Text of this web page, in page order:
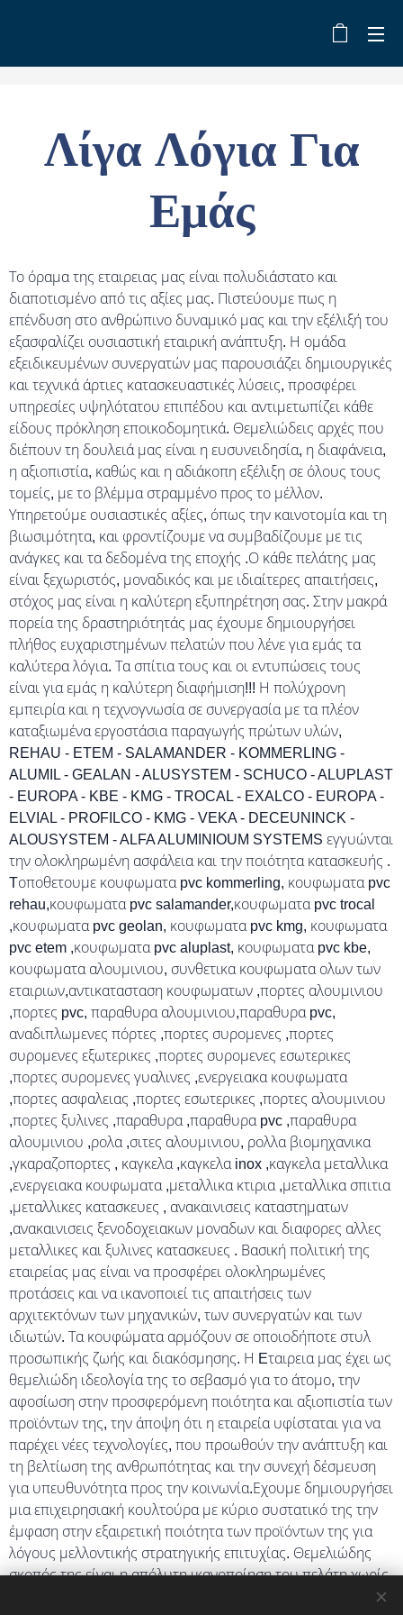
Λίγα Λόγια Για
Εμάς
Το όραμα της εταιρειας μας είναι πολυδιάστατο και
διαποτισμένο από τις αξίες μας. Πιστεύουμε πως η
επένδυση στο ανθρώπινο δυναμικό μας και την εξέλιξή του
εξασφαλίζει ουσιαστική εταιρική ανάπτυξη. Η ομάδα
εξειδικευμένων συνεργατών μας παρουσιάζει δημιουργικές
και τεχνικά άρτιες κατασκευαστικές λύσεις, προσφέρει
υπηρεσίες υψηλότατου επιπέδου και αντιμετωπίζει κάθε
είδους πρόκληση εποικοδομητικά. Θεμελιώδεις αρχές που
διέπουν τη δουλειά μας είναι η ευσυνειδησία, η διαφάνεια,
η αξιοπιστία, καθώς και η αδιάκοπη εξέλιξη σε όλους τους
τομείς, με το βλέμμα στραμμένο προς το μέλλον.
Υπηρετούμε ουσιαστικές αξίες, όπως την καινοτομία και τη
βιωσιμότητα, και φροντίζουμε να συμβαδίζουμε με τις
ανάγκες και τα δεδομένα της εποχής .Ο κάθε πελάτης μας
είναι ξεχωριστός, μοναδικός και με ιδιαίτερες απαιτήσεις,
στόχος μας είναι η καλύτερη εξυπηρέτηση σας. Στην μακρά
πορεία της δραστηριότητάς μας έχουμε δημιουργήσει
πλήθος ευχαριστημένων πελατών που λένε για εμάς τα
καλύτερα λόγια. Τα σπίτια τους και οι εντυπώσεις τους
είναι για εμάς η καλύτερη διαφήμιση!!! Η πολύχρονη
εμπειρία και η τεχνογνωσία σε συνεργασία με τα πλέον
καταξιωμένα εργοστάσια παραγωγής πρώτων υλών,
REHAU - ETEM - SALAMANDER - KOMMERLING -
ALUMIL - GEALAN - ALUSYSTEM - SCHUCO - ALUPLAST
- EUROPA - KBE - KMG - TROCAL - EXALCO - EUROPA -
ELVIAL - PROFILCO - KMG - VEKA - DECEUNINCK -
ALOUSYSTEM - ALFA ALUMINIOUM SYSTEMS εγγυώνται
την ολοκληρωμένη ασφάλεια και την ποιότητα κατασκευής .
Tοποθετουμε κουφωματα pvc kommerling, κουφωματα pvc
rehau,κουφωματα pvc salamander,κουφωματα pvc trocal
,κουφωματα pvc geolan, κουφωματα pvc kmg, κουφωματα
pvc etem ,κουφωματα pvc aluplast, κουφωματα pvc kbe,
κουφωματα αλουμινιου, συνθετικα κουφωματα ολων των
εταιριων,αντικατασταση κουφωματων ,πορτες αλουμινιου
,πορτες pvc, παραθυρα αλουμινιου,παραθυρα pvc,
αναδιπλωμενες πόρτες ,πορτες συρομενες ,πορτες
συρομενες εξωτερικες ,πορτες συρομενες εσωτερικες
,πορτες συρομενες γυαλινες ,ενεργειακα κουφωματα
,πορτες ασφαλειας ,πορτες εσωτερικες ,πορτες αλουμινιου
,πορτες ξυλινες ,παραθυρα ,παραθυρα pvc ,παραθυρα
αλουμινιου ,ρολα ,σιτες αλουμινιου, ρολλα βιομηχανικα
,γκαραζοπορτες , καγκελα ,καγκελα inox ,καγκελα μεταλλικα
,ενεργειακα κουφωματα ,μεταλλικα κτιρια ,μεταλλικα σπιτια
,μεταλλικες κατασκευες , ανακαινισεις καταστηματων
,ανακαινισεις ξενοδοχειακων μοναδων και διαφορες αλλες
μεταλλικες και ξυλινες κατασκευες . Βασική πολιτική της
εταιρείας μας είναι να προσφέρει ολοκληρωμένες
προτάσεις και να ικανοποιεί τις απαιτήσεις των
αρχιτεκτόνων των μηχανικών, των συνεργατών και των
ιδιωτών. Τα κουφώματα αρμόζουν σε οποιοδήποτε στυλ
προσωπικής ζωής και διακόσμησης. Η Eταιρεια μας έχει ως
θεμελιώδη ιδεολογία της το σεβασμό για το άτομο, την
αφοσίωση στην προσφερόμενη ποιότητα και αξιοπιστία των
προϊόντων της, την άποψη ότι η εταιρεία υφίσταται για να
παρέχει νέες τεχνολογίες, που προωθούν την ανάπτυξη και
τη βελτίωση της ανθρωπότητας και την συνεχή δέσμευση
για υπευθυνότητα προς την κοινωνία.Εχουμε δημιουργήσει
μια επιχειρησιακή κουλτούρα με κύριο συστατικό της την
έμφαση στην εξαιρετική ποιότητα των προϊόντων της για
λόγους μελλοντικής στρατηγικής επιτυχίας. Θεμελιώδης
σκοπός της είναι η απόλυτη ικανοποίηση του πελάτη χωρίς